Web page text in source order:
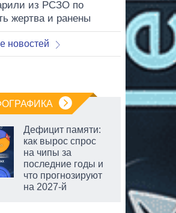
из РСЗО по
жертва и ранены
новостей
Дефицит памяти:
как вырос спрос
на чипы за
последние годы и
что прогнозируют
на 2027-й